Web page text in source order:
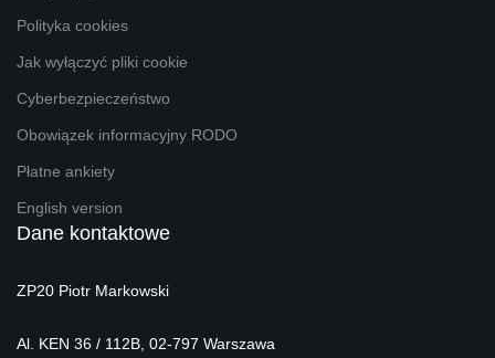
Polityka cookies
Jak wyłączyć pliki cookie
Cyberbezpieczeństwo
Obowiązek informacyjny RODO
Płatne ankiety
English version
Dane kontaktowe
ZP20 Piotr Markowski
Al. KEN 36 / 112B, 02-797 Warszawa